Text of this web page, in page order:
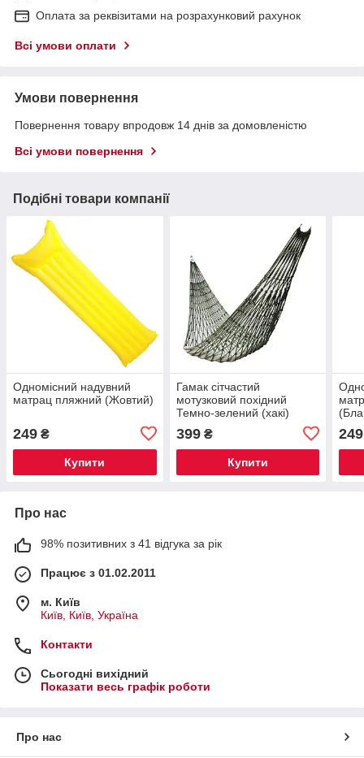
Оплата за реквізитами на розрахунковий рахунок
Всі умови оплати
Умови повернення
Повернення товару впродовж 14 днів за домовленістю
Всі умови повернення
Подібні товари компанії
Одномісний надувний
матрац пляжний (Жовтий)
249 ₴
Купити
Гамак сітчастий
мотузковий похідний
Темно-зелений (хакі)
399₴
Купити
249
Про нас
98% позитивних з 41 відгука за рік
Працює з 01.02.2011
м. Київ
Київ, Київ, Україна
Контакти
Сьогодні вихідний
Показати весь графік роботи
Про нас